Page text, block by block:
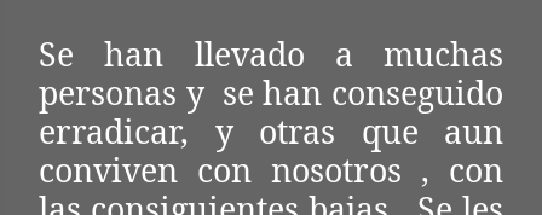
Se han llevado a muchas
personas y se han conseguido
erradicar, y otras que aun
conviven con nosotros , con